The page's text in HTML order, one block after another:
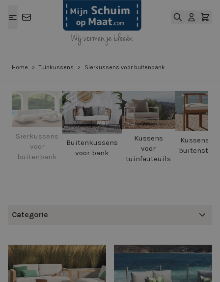
Home > Tuinkussens > Sierkussens voor buitenbank
Sierkussens
voor
buitenbank
Buitenkussens
voor bank
Kussens
voor
tuinfauteuils
Kussens
Categorie